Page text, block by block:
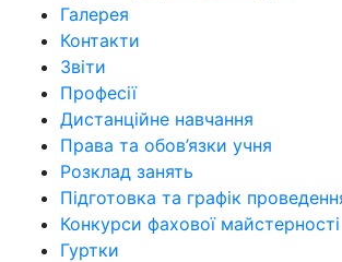
Галерея
Контакти
Звіти
Професії
Дистанційне навчання
Права та обов’язки учня
Розклад занять
Підготовка та графік
Конкурси фахової майстерності
Гуртки